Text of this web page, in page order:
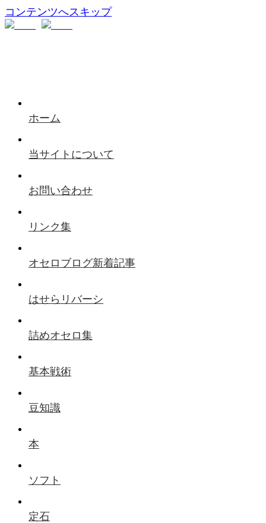
コンテンツへスキップ
ホーム
当サイトについて
お問い合わせ
リンク集
オセロブログ新着記事
はせらリバーシ
詰めオセロ集
基本戦術
豆知識
本
ソフト
定石